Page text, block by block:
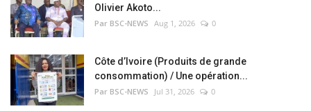
Olivier Akoto...
Par BSC-NEWS Aug 1, 2026 0
Côte d’Ivoire (Produits de grande
consommation) / Une opération...
Par BSC-NEWS Jul 31, 2026 0